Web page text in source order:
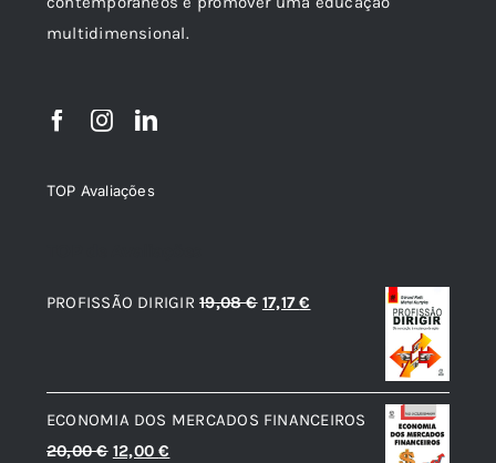
multidimensional.
TOP Avaliações
PROFISSÃO DIRIGIR 19,08€ O
era:
19,08 €.
17,17€
é:
17,17 €.
ECONOMIA DOS MERCADOS FINANCEIROS
20,00€ O
12,00€